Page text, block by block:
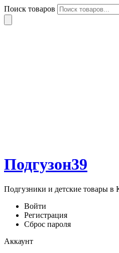
Поиск товаров
Подгузон39
Подгузники и детские товары в
Войти
Регистрация
Сброс пароля
Аккаунт